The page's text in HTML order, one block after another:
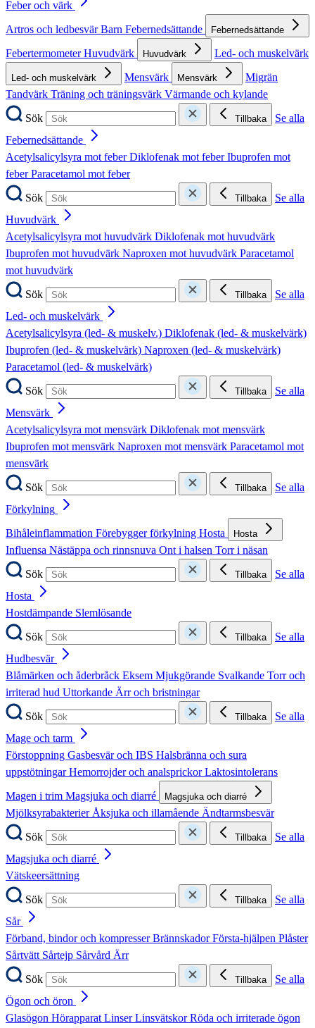
Feber och värk
Artros och ledbesvärBarn Febernedsättande Febernedsättande
FebertermometerHuvudvärk Huvudvärk Led- och muskelvärk
Led- och muskelvärk Mensvärk Mensvärk
Migrän
Tandvärk Träning och träningsvärk Värmande och kylande
Sök
Tillbaka
Se alla
Febernedsättande
Acetylsalicylsyra mot feberDiklofenak mot feberIbuprofen mot
feberParacetamol mot feber
Sök
Tillbaka
Se alla
Huvudvärk
Acetylsalicylsyra mot huvudvärk Diklofenak mot huvudvärk
Ibuprofen mot huvudvärk Naproxen mot huvudvärk Paracetamol
mot huvudvärk
Sök
Tillbaka
Se alla
Led- och muskelvärk
Acetylsalicylsyra (led- & muskelv.) Diklofenak (led- & muskelvärk)
Ibuprofen (led- & muskelvärk) Naproxen (led- & muskelvärk)
Paracetamol (led- & muskelvärk)
Sök
Tillbaka
Se alla
Mensvärk
Acetylsalicylsyra mot mensvärk Diklofenak mot mensvärk
Ibuprofen mot mensvärk Naproxen mot mensvärk Paracetamol mot
mensvärk
Sök
Tillbaka
Se alla
Förkylning
Bihåleinflammation Förebygger förkylning Hosta Hosta
Influensa Nästäppa och rinnsnuva Ont i halsen Torr i näsan
Sök
Tillbaka
Se alla
Hosta
Hostdämpande Slemlösande
Sök
Tillbaka
Se alla
Hudbesvär
Blåmärken och åderbråck Eksem Mjukgörande Svalkande Torr och
irriterad hud Uttorkande Ärr och bristningar
Sök
Tillbaka
Se alla
Mage och tarm
Förstoppning Gasbesvär och IBS Halsbränna och sura
uppstötningarHemorrojder och analsprickorLaktosintolerans
Magen i trim Magsjuka och diarré Magsjuka och diarré
MjölksyrabakterierÅksjuka och illamående Ändtarmsbesvär
Sök
Tillbaka
Se alla
Magsjuka och diarré
Vätskeersättning
Sök
Tillbaka
Se alla
Sår
Förband, bindor och kompresserBrännskadorFörsta-hjälpen Plåster
Sårtvätt Sårtejp Sårvård Ärr
Sök
Tillbaka
Se alla
Ögon och öron
Glasögon HörapparatLinserLinsvätskorRöda och irriterade ögon